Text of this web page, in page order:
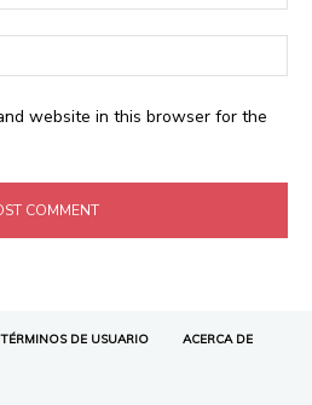
TÉRMINOS DE USUARIO ACERCA DE